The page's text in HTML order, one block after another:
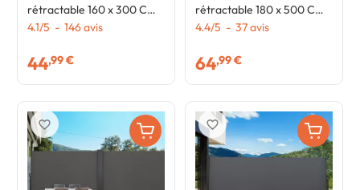
rétractable 160 x 300 CM
gris anthracite store
4.1/5 - 146avis
44,99 €
rétractable 180 x 500 CM
gris anthracite store
4.4/5 - 37avis
64,99 €
favorite_border favorite_border